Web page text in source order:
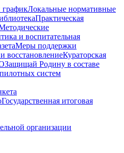
Локальные нормативные
Практическая
и воспитательная
Меры поддержки
восстановлениеКураторская
Защищай Родину в составе
систем
Государственная итоговая
организации